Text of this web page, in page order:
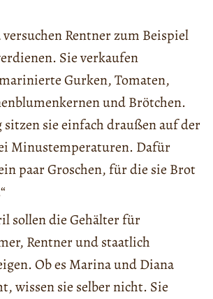
Rentner zum Beispiel
Sie verkaufen
Gurken, Tomaten,
und Brötchen.
sitzen sie einfach draußen auf der
Minustemperaturen. Dafür
paar Groschen, für die sie Brot
sollen die Gehälter für
Rentner und staatlich
Ob es Marina und Diana
wissen sie selber nicht. Sie